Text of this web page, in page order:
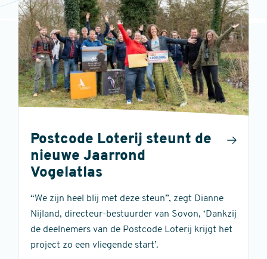
Postcode Loterij steunt de
nieuwe Jaarrond
Vogelatlas
“We zijn heel blij met deze steun”, zegt Dianne
Nijland, directeur-bestuurder van Sovon, ‘Dankzij
de deelnemers van de Postcode Loterij krijgt het
project zo een vliegende start’.